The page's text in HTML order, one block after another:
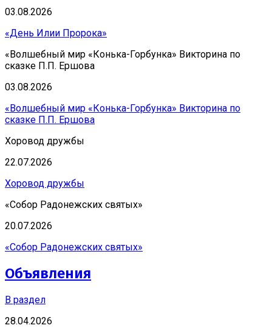
03.08.2026
«День Илии Пророка»
«Волшебный мир «Конька-Горбунка» Викторина по
сказке П.П. Ершова
03.08.2026
«Волшебный мир «Конька-Горбунка» Викторина по
сказке П.П. Ершова
Хоровод дружбы
22.07.2026
Хоровод дружбы
«Собор Радонежских святых»
20.07.2026
«Собор Радонежских святых»
Объявления
В раздел
28.04.2026